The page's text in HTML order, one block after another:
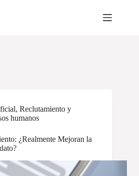
, Reclutamiento y
humanos
¿Realmente Mejoran la